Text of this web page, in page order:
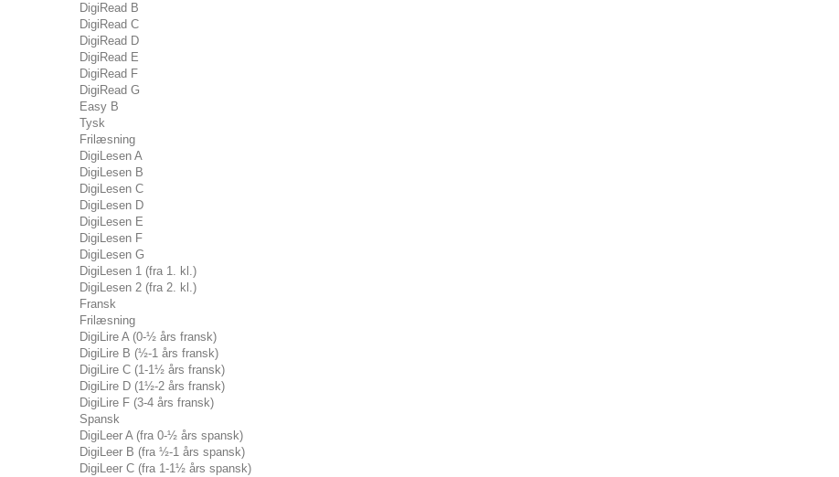
DigiRead B
DigiRead C
DigiRead D
DigiRead E
DigiRead F
DigiRead G
Easy B
Tysk
Frilæsning
DigiLesen A
DigiLesen B
DigiLesen C
DigiLesen D
DigiLesen E
DigiLesen F
DigiLesen G
DigiLesen 1 (fra 1. kl.)
DigiLesen 2 (fra 2. kl.)
Fransk
Frilæsning
DigiLire A (0-½ års fransk)
DigiLire B (½-1 års fransk)
DigiLire C (1-1½ års fransk)
DigiLire D (1½-2 års fransk)
DigiLire F (3-4 års fransk)
Spansk
DigiLeer A (fra 0-½ års spansk)
DigiLeer B (fra ½-1 års spansk)
DigiLeer C (fra 1-1½ års spansk)